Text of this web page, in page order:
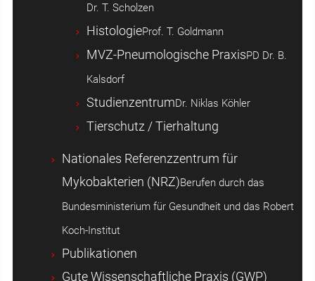
Dr. T. Scholzen
HistologieProf. T. Goldmann
MVZ-Pneumologische PraxisPD Dr. B.
Kalsdorf
StudienzentrumDr. Niklas Köhler
Tierschutz / Tierhaltung
Nationales Referenzzentrum für
Mykobakterien (NRZ)Berufen durch das
Bundesministerium für Gesundheit und das Robert
Koch-Institut
Publikationen
Gute Wissenschaftliche Praxis (GWP)